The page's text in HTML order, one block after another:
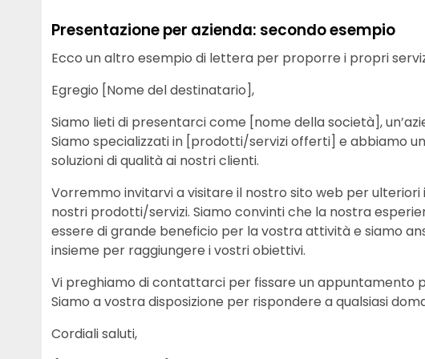
Presentazione per azienda: secondo esempio
Ecco un altro esempio di lettera per proporre i propri
Egregio [Nome del destinatario],
Siamo lieti di presentarci come [nome della società],
Siamo specializzati in [prodotti/servizi offerti] e abbiamo
soluzioni di qualità ai nostri clienti.
Vorremmo invitarvi a visitare il nostro sito web per ulteriori
nostri prodotti/servizi. Siamo convinti che la nostra
essere di grande beneficio per la vostra attività e siamo
insieme per raggiungere i vostri obiettivi.
Vi preghiamo di contattarci per fissare un appuntamento
Siamo a vostra disposizione per rispondere a qualsiasi
Cordiali saluti,